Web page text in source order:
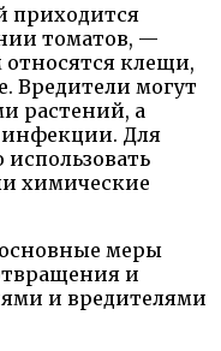
приходится
томатов, —
клещи,
Вредители могут
растений, а
инфекции. Для
химические
меры
и
и вредителями